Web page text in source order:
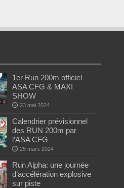
1er Run 200m officiel
ASA CFG & MAXI
SHOW
23 mai 2024
Calendrier prévisionnel
des RUN 200m par
l’ASA CFG
25 mars 2024
Run Alpha: une journée
d’accélération explosive
sur piste